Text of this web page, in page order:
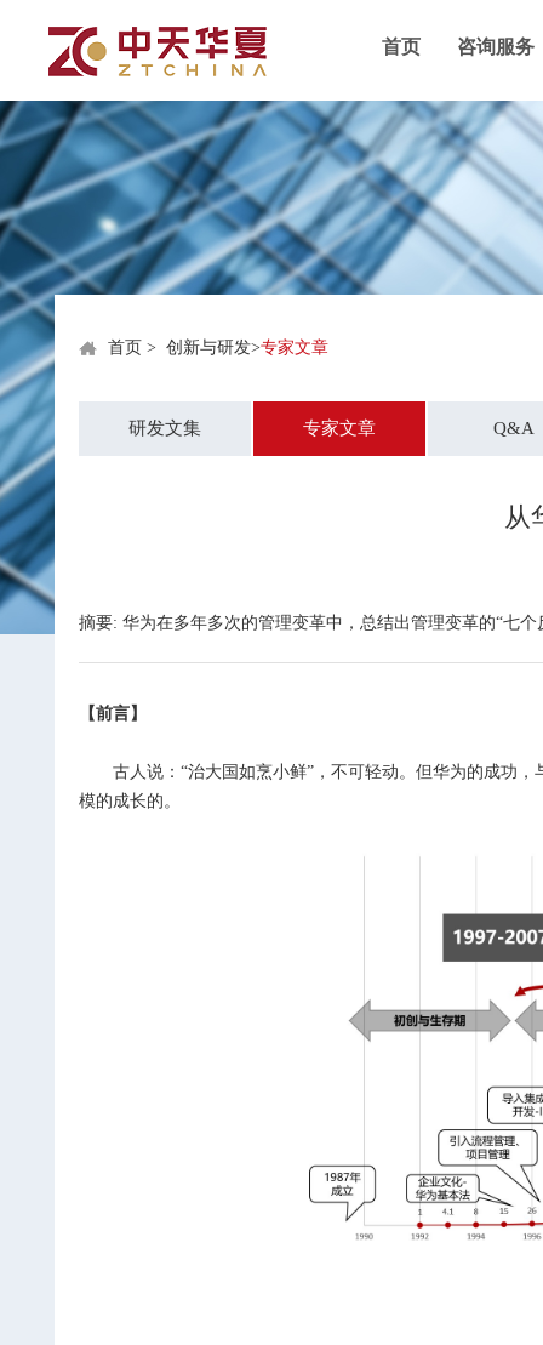
首页 咨询服务
首页 > 创新与研发>专家文章
研发文集 专家文章 Q&A
从
摘要: 华为在多年多次的管理变革中，总结出管理变革的“七
【前言】
古人说：“治大国如烹小鲜”，不可轻动。但华为的成功，
模的成长的。